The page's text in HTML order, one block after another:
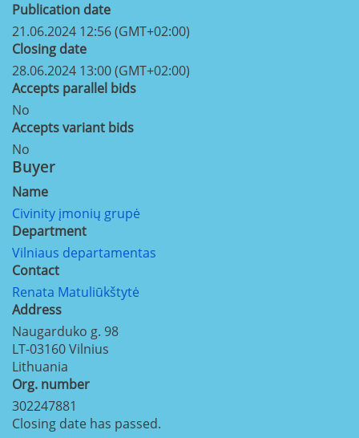
Publication date
21.06.2024 12:56 (GMT+02:00)
Closing date
28.06.2024 13:00 (GMT+02:00)
Accepts parallel bids
No
Accepts variant bids
No
Buyer
Name
Civinity įmonių grupė
Department
Vilniaus departamentas
Contact
Renata Matuliūkštytė
Address
Naugarduko g. 98
LT-03160Vilnius
Lithuania
Org. number
302247881
Closing date has passed.